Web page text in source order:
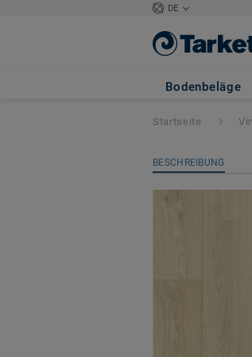
DE
Bodenbeläge
Iconik
Startseite
BESCHREIBUNG